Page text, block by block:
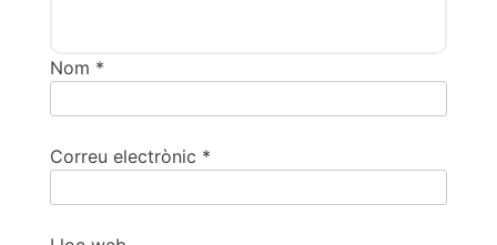
Nom *
Correu electrònic *